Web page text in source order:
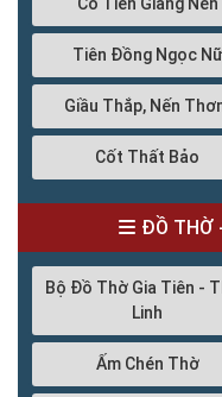
Tiên Đồng Ngọc Nữ
Giầu Thắp, Nến
Cốt Thất Bảo
ĐỒ THỜ
Bộ Đồ Thờ Gia Tiên -
Linh
Ấm Chén Thờ